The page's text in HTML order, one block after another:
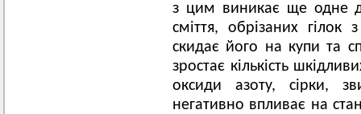
з цим виникає ще одне
сміття, обрізаних
скидає його на купи та
зростає кількість
оксиди азоту, сірки,
негативно впливає на